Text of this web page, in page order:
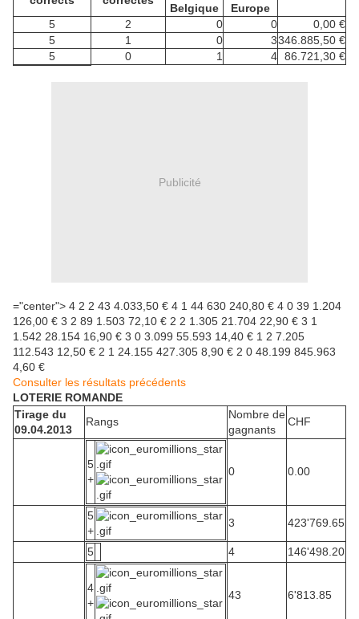
Belgique
Europe
5
2 0 0
0,00 €
5
1 0 3346.885,50 €
5
0 1 4 86.721,30 €
Publicité
="center"> 4 2 2 43 4.033,50 € 4 1 44 630 240,80 € 4 0 39 1.204
126,00 € 3 2 89 1.503 72,10 € 2 2 1.305 21.704 22,90 € 3 1
1.542 28.154 16,90 € 3 0 3.099 55.593 14,40 € 1 2 7.205
112.543 12,50 € 2 1 24.155 427.305 8,90 € 2 0 48.199 845.963
4,60 €
Consulter les résultats précédents
LOTERIE ROMANDE
Tirage du
09.04.2013
Rangs
Nombre de
gagnants
CHF
5
+
0 0.00
5
+
3 423'769.65
5 4 146'498.20
4
+
43 6'813.85